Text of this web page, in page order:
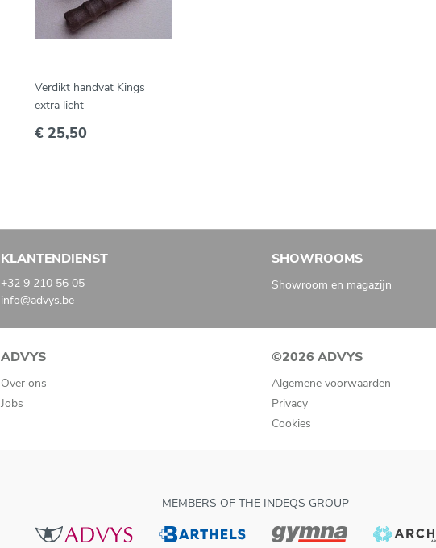
Verdikt handvat Kings
extra licht
€ 25,50
KLANTENDIENST
+32 9 210 56 05
info@advys.be
SHOWROOMS
Showroom en magazijn
ADVYS
Over ons
Jobs
©2026 ADVYS
Algemene voorwaarden
Privacy
Cookies
MEMBERS OF THE INDEQS GROUP